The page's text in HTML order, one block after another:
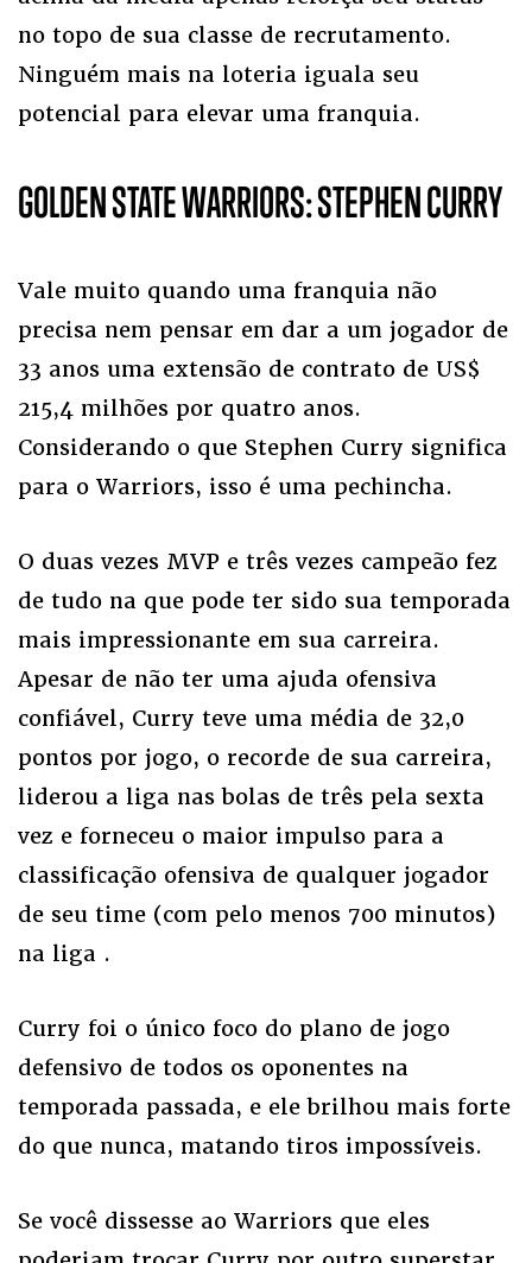
no topo de sua classe de recrutamento.
Ninguém mais na loteria iguala seu
potencial para elevar uma franquia.
GOLDEN STATE WARRIORS: STEPHEN CURRY
Vale muito quando uma franquia não
precisa nem pensar em dar a um jogador de
33 anos uma extensão de contrato de US$
215,4 milhões por quatro anos.
Considerando o que Stephen Curry significa
para o Warriors, isso é uma pechincha.
O duas vezes MVP e três vezes campeão fez
de tudo na que pode ter sido sua temporada
mais impressionante em sua carreira.
Apesar de não ter uma ajuda ofensiva
confiável, Curry teve uma média de 32,0
pontos por jogo, o recorde de sua carreira,
liderou a liga nas bolas de três pela sexta
vez e forneceu o maior impulso para a
classificação ofensiva de qualquer jogador
de seu time (com pelo menos 700 minutos)
na liga .
Curry foi o único foco do plano de jogo
defensivo de todos os oponentes na
temporada passada, e ele brilhou mais forte
do que nunca, matando tiros impossíveis.
Se você dissesse ao Warriors que eles